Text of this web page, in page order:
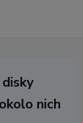
nich